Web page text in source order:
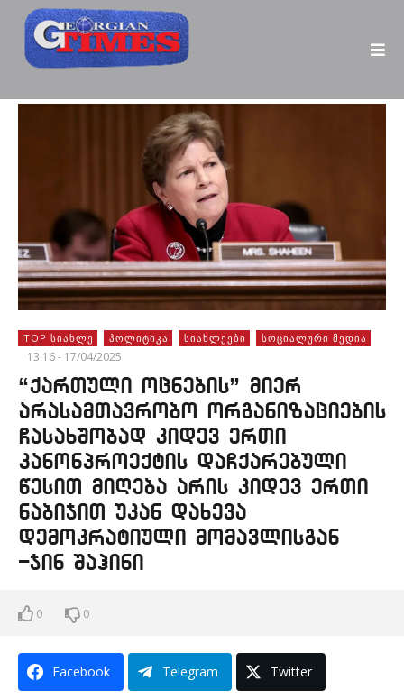
TOP ᲡᲘᲐᲮᲚᲔ ᲞᲝᲚᲘᲢᲘᲙᲐ ᲡᲘᲐᲮᲚᲔᲔᲑᲘ ᲡᲝᲪᲘᲐᲚᲣᲠᲘ ᲛᲔᲓᲘᲐ
13:16 - 17/04/2025
“ქართული ოცნების” მიერ
არასამთავრობო ორგანიზაციების
ჩასახშობად კიდევ ერთი
კანონპროექტის დაჩქარებული
წესით მიღება არის კიდევ ერთი
ნაბიჯით უკან დახევა
დემოკრატიული მომავლისგან
-ჯინ შაჰინი
0 0
Facebook Telegram Twitter